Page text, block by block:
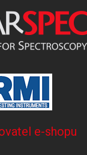
e-shopu